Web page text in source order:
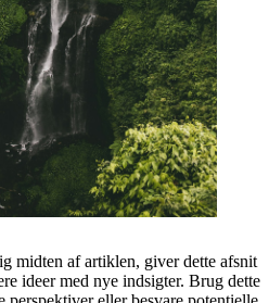
midten af artiklen, giver dette afsnit
ideer med nye indsigter. Brug dette